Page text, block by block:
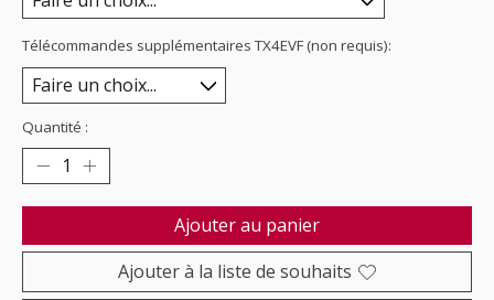
Télécommandes supplémentaires TX4EVF (non requis):
Quantité :
Ajouter au panier
Ajouter à la liste de souhaits